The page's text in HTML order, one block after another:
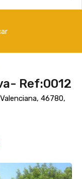
Ref:0012
46780,